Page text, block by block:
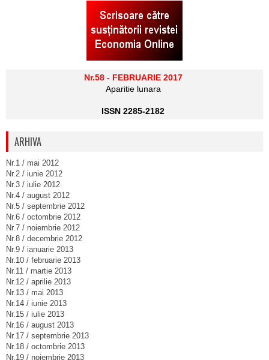
Nr.58 - FEBRUARIE 2017
Aparitie lunara
ISSN 2285-2182
ARHIVA
Nr.1 / mai 2012
Nr.2 / iunie 2012
Nr.3 / iulie 2012
Nr.4 / august 2012
Nr.5 / septembrie 2012
Nr.6 / octombrie 2012
Nr.7 / noiembrie 2012
Nr.8 / decembrie 2012
Nr.9 / ianuarie 2013
Nr.10 / februarie 2013
Nr.11 / martie 2013
Nr.12 / aprilie 2013
Nr.13 / mai 2013
Nr.14 / iunie 2013
Nr.15 / iulie 2013
Nr.16 / august 2013
Nr.17 / septembrie 2013
Nr.18 / octombrie 2013
Nr.19 / noiembrie 2013